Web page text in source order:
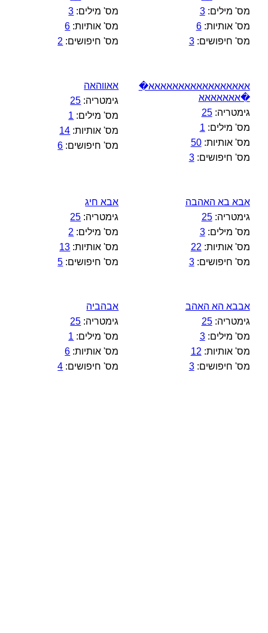
מס' מילים:3
מס' אותיות:6
מס' חיפושים:3
מס' מילים: 3
מס' אותיות: 6
מס' חיפושים: 2
אאאאאאאאאאאאאאאאא�
�אאאאאאא
גימטריה:25
מס' מילים: 1
מס' אותיות:50
מס' חיפושים:3
אאווהאה
גימטריה: 25
מס' מילים: 1
מס' אותיות: 14
מס' חיפושים: 6
אבא בא האהבה
גימטריה:25
מס' מילים:3
מס' אותיות: 22
מס' חיפושים:3
אבא חיג
גימטריה: 25
מס' מילים: 2
מס' אותיות: 13
מס' חיפושים: 5
אבבא הא האהב
גימטריה:25
מס' מילים:3
מס' אותיות: 12
מס' חיפושים:3
אבהביה
גימטריה: 25
מס' מילים: 1
מס' אותיות: 6
מס' חיפושים: 4